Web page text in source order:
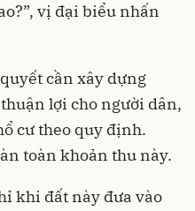
vị đại biểu nhấn
cần xây dựng
lợi cho người dân,
cư theo quy định.
toàn khoản thu này.
khi đất này đưa vào